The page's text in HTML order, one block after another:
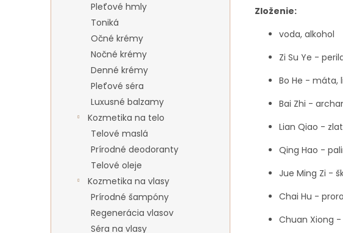
Pleťové hmly
Toniká
Očné krémy
Nočné krémy
Denné krémy
Pleťové séra
Luxusné balzamy
Kozmetika na telo
Telové maslá
Prírodné deodoranty
Telové oleje
Kozmetika na vlasy
Prírodné šampóny
Regenerácia vlasov
Séra na vlasy
Zloženie:
voda, alkohol
Zi Su Ye -
Bo He - máta,
Bai Zhi -
Lian Qiao -
Qing Hao -
Jue Ming Zi -
Chai Hu -
Chuan Xiong -